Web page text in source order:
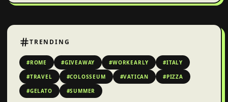
TRENDING
#ROME #GIVEAWAY #WORKEARLY
#ITALY
#TRAVEL
#COLOSSEUM #VATICAN
#PIZZA
#GELATO
#SUMMER